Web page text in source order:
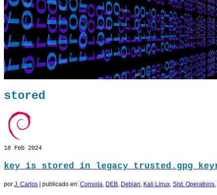
stored
18 Feb 2024
key is stored in legacy trusted.gpg
por J. Carlos publicado en: Consola, DEB, Debian, Kali Linux, Sist. Operativos,